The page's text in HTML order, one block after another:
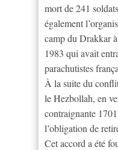
mort de 241
également
camp du Drakkar
1983 qui avait
parachutistes
À la suite du
le Hezbollah, en
contraignante
l’obligation de
Cet accord a été